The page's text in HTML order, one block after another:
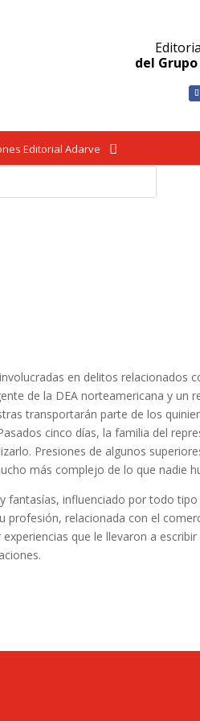
del
Editorial Adarve
en delitos relacionados
de la DEA norteamericana y un
transportarán parte de los
cinco días, la familia del
Presiones de algunos
más complejo de lo que nadie
fantasías, influenciado por todo tipo
profesión, relacionada con el
que le llevaron a